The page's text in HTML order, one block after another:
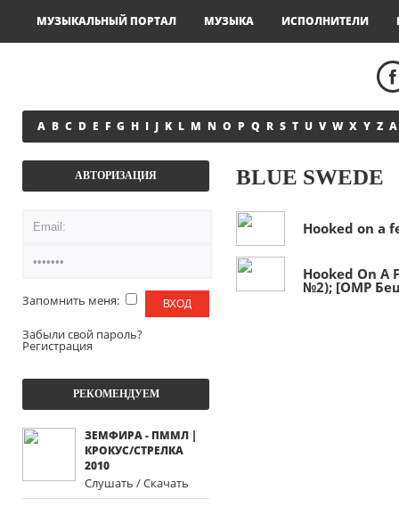
МУЗЫКАЛЬНЫЙ ПОРТАЛ МУЗЫКА ИСПОЛНИТЕЛИ
A B C D E F G H I J K L M N O P Q R S T U V W X Y Z А
АВТОРИЗАЦИЯ
Запомнить меня:
Забыли свой пароль?
Регистрация
РЕКОМЕНДУЕМ
ЗЕМФИРА - ПММЛ |
КРОКУС/СТРЕЛКА
2010
Слушать / Скачать
BLUE SWEDE
Hooked on a
Hooked On A
№2); [OMP